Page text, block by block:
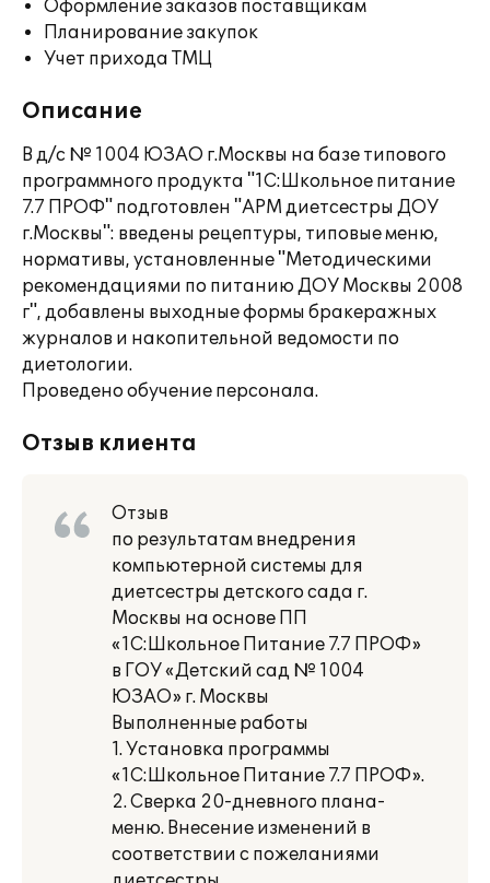
Оформление заказов поставщикам
Планирование закупок
Учет прихода ТМЦ
Описание
В д/с № 1004 ЮЗАО г.Москвы на базе типового
программного продукта "1С:Школьное питание
7.7 ПРОФ" подготовлен "АРМ диетсестры ДОУ
г.Москвы": введены рецептуры, типовые меню,
нормативы, установленные "Методическими
рекомендациями по питанию ДОУ Москвы 2008
г", добавлены выходные формы бракеражных
журналов и накопительной ведомости по
диетологии.
Проведено обучение персонала.
Отзыв клиента
Отзыв
по результатам внедрения
компьютерной системы для
диетсестры детского сада г.
Москвы на основе ПП
«1С:Школьное Питание 7.7 ПРОФ»
в ГОУ «Детский сад № 1004
ЮЗАО» г. Москвы
Выполненные работы
1. Установка программы
«1С:Школьное Питание 7.7 ПРОФ».
2. Сверка 20-дневного плана-
меню. Внесение изменений в
соответствии с пожеланиями